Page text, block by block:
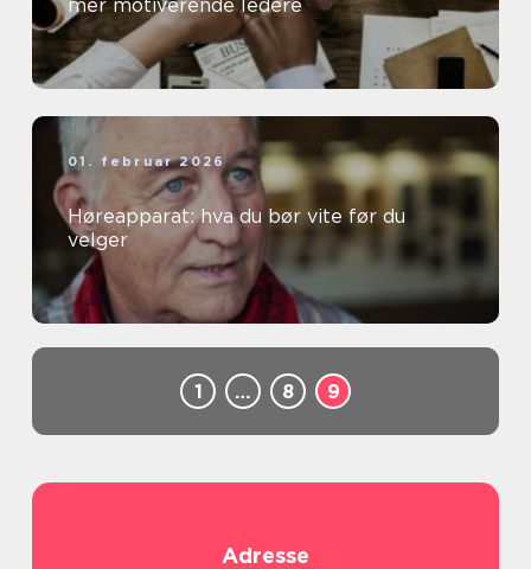
mer motiverende ledere
01. februar 2026
Høreapparat: hva du bør vite før du
velger
1 … 8 9
Adresse